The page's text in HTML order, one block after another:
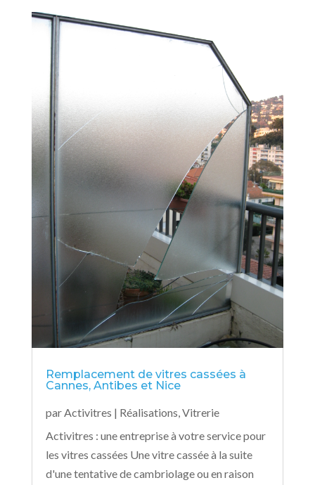
Remplacement de vitres cassées à
Cannes, Antibes et Nice
parActivitres | Réalisations,Vitrerie
Activitres : une entreprise à votre service pour
les vitres cassées Une vitre cassée à la suite
d'une tentative de cambriolage ou en raison